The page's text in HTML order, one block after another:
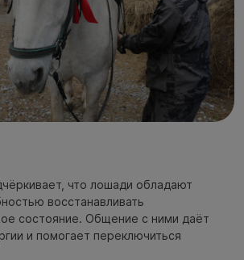
что лошади обладают
восстанавливать
состояние. Общение с ними даёт
и помогает переключиться